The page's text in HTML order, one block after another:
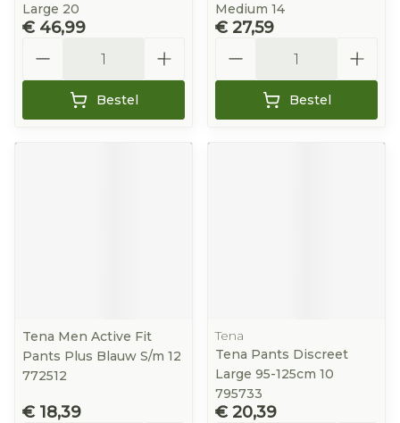
Large 20
€ 46,99
Bestel
Medium 14
€ 27,59
Bestel
Tena Men Active Fit
Pants Plus Blauw S/m 12
772512
€ 18,39
Tena
Tena Pants Discreet
Large 95-125cm 10
795733
€ 20,39